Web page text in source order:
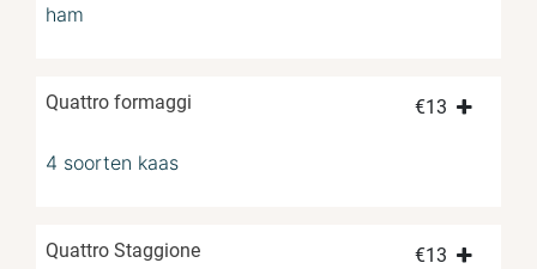
ham
Quattro formaggi €13
4 soorten kaas
Quattro Staggione €13